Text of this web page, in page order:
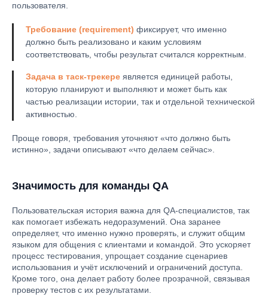
пользователя.
Требование (requirement) фиксирует, что именно
должно быть реализовано и каким условиям
соответствовать, чтобы результат считался корректным.
Задача в таск-трекере является единицей работы,
которую планируют и выполняют и может быть как
частью реализации истории, так и отдельной технической
активностью.
Проще говоря, требования уточняют «что должно быть
истинно», задачи описывают «что делаем сейчас».
Значимость для команды QA
Пользовательская история важна для QA-специалистов, так
как помогает избежать недоразумений. Она заранее
определяет, что именно нужно проверять, и служит общим
языком для общения с клиентами и командой. Это ускоряет
процесс тестирования, упрощает создание сценариев
использования и учёт исключений и ограничений доступа.
Кроме того, она делает работу более прозрачной, связывая
проверку тестов с их результатами.